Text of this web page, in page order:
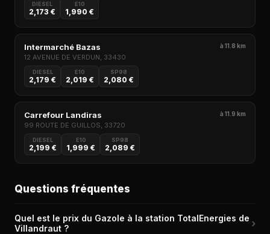
DIESEL
2,173 €
E10
1,990 €
Intermarché Bazas à 11.8 km
12 AVENUE DE VERDUN, 33430
DIESEL
2,179 €
E10
2,019 €
SP98
2,080 €
Carrefour Landiras à 11.9 km
99 ROUTE DE GUILLOS, 33720
DIESEL
2,199 €
E10
1,999 €
SP98
2,089 €
Questions fréquentes
Quel est le prix du Gazole à la station TotalEnergies de
Villandraut ?
›